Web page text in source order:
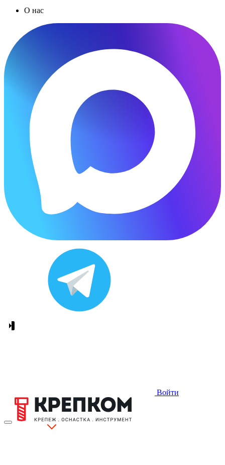
О нас
Войти